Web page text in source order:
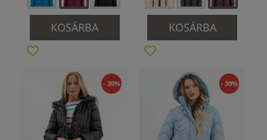
KOSÁRBA KOSÁRBA
- 30% - 30%